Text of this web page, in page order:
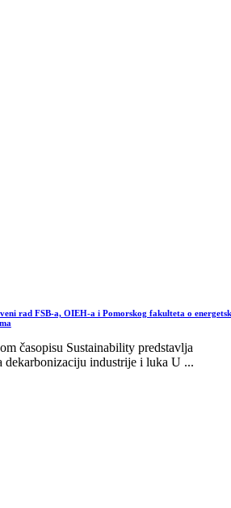
rad FSB-a, OIEH-a i Pomorskog fakulteta o
časopisu Sustainability predstavlja
dekarbonizaciju industrije i luka U ...